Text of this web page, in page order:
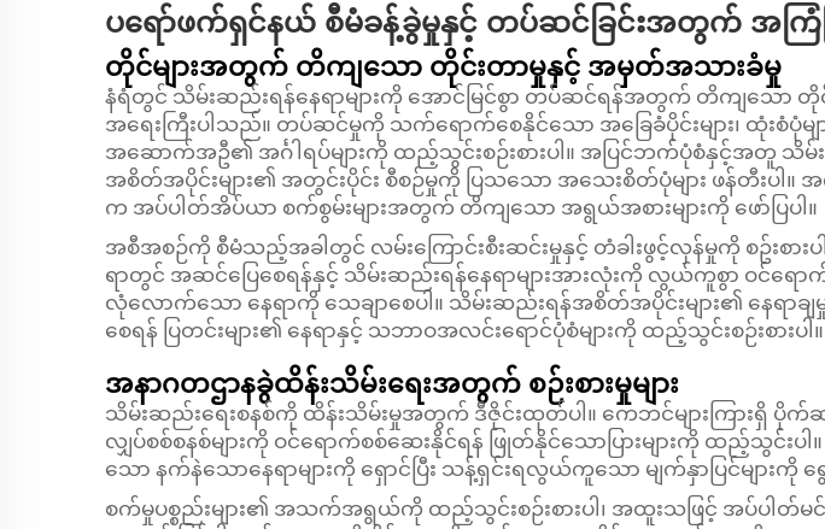
ပရော်ဖက်ရှင်နယ် စီမံခန့်ခွဲမှုနှင့် တပ်ဆင်ခြင်းအတွက် အကြံပ
တိုင်များအတွက် တိကျသော တိုင်းတာမှုနှင့် အမှတ်အသားခံမှု
နံရံတွင် သိမ်းဆည်းရန်နေရာများကို အောင်မြင်စွာ တပ်ဆင်ရန်အတွက် တိကျသော တို
အရေးကြီးပါသည်။ တပ်ဆင်မှုကို သက်ရောက်စေနိုင်သော အခြေခံပိုင်းများ၊ ထုံးစံပုံမျ
အဆောက်အဦ၏ အင်္ဂါရပ်များကို ထည့်သွင်းစဉ်းစားပါ။ အပြင်ဘက်ပုံစံနှင့်အတူ သိမ်
အစိတ်အပိုင်းများ၏ အတွင်းပိုင်း စီစဉ်မှုကို ပြသသော အသေးစိတ်ပုံများ ဖန်တီးပါ
က အပ်ပါတ်အိပ်ယာ စက်စွမ်းများအတွက် တိကျသော အရွယ်အစားများကို ဖော်ပြပါ။
အစီအစဉ်ကို စီမံသည့်အခါတွင် လမ်းကြောင်းစီးဆင်းမှုနှင့် တံခါးဖွင့်လှန်မှုကို စဥ်းစားပ
ရာတွင် အဆင်ပြေစေရန်နှင့် သိမ်းဆည်းရန်နေရာများအားလုံးကို လွယ်ကူစွာ ဝင်ရေ
လုံလောက်သော နေရာကို သေချာစေပါ။ သိမ်းဆည်းရန်အစိတ်အပိုင်းများ၏ နေရာခ
စေရန် ပြတင်းများ၏ နေရာနှင့် သဘာဝအလင်းရောင်ပုံစံများကို ထည့်သွင်းစဉ်းစားပါ။
အနာဂတဌာနခွဲထိန်းသိမ်းရေးအတွက် စဉ်းစားမှုများ
သိမ်းဆည်းရေးစနစ်ကို ထိန်းသိမ်းမှုအတွက် ဒီဇိုင်းထုတ်ပါ။ ကေဘင်များကြားရှိ
လျှပ်စစ်စနစ်များကို ဝင်ရောက်စစ်ဆေးနိုင်ရန် ဖြုတ်နိုင်သောပြားများကို ထည့်သွင်းပါ
သော နက်နဲသောနေရာများကို ရှောင်ပြီး သန့်ရှင်းရလွယ်ကူသော မျက်နှာပြင်များကို ရွေ
စက်မှုပစ္စည်းများ၏ အသက်အရွယ်ကို ထည့်သွင်းစဉ်းစားပါ၊ အထူးသဖြင့် အပ်ပါတ်မင်